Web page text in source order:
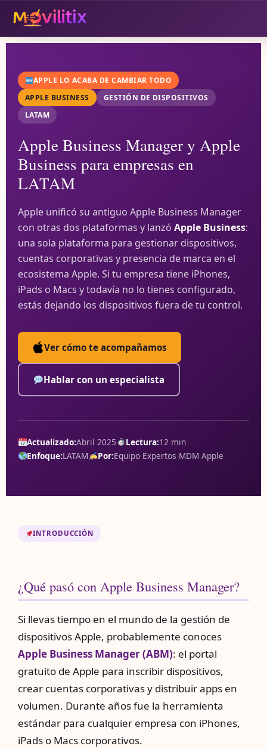
APPLE LO ACABA DE CAMBIAR TODO
APPLE BUSINESS
GESTIÓN DE DISPOSITIVOS
LATAM
Apple Business Manager y Apple
Business para empresas en
LATAM
Apple unificó su antiguo Apple Business Manager
con otras dos plataformas y lanzó Apple Business:
una sola plataforma para gestionar dispositivos,
cuentas corporativas y presencia de marca en el
ecosistema Apple. Si tu empresa tiene iPhones,
iPads o Macs y todavía no lo tienes configurado,
estás dejando los dispositivos fuera de tu control.
Ver cómo te acompañamos
Hablar con un especialista
Actualizado:Abril 2025 Lectura:12 min
Enfoque:LATAM Por:Equipo Expertos MDM Apple
INTRODUCCIÓN
¿Qué pasó con Apple Business Manager?
Si llevas tiempo en el mundo de la gestión de
dispositivos Apple, probablemente conoces
Apple Business Manager (ABM): el portal
gratuito de Apple para inscribir dispositivos,
crear cuentas corporativas y distribuir apps en
volumen. Durante años fue la herramienta
estándar para cualquier empresa con iPhones,
iPads o Macs corporativos.